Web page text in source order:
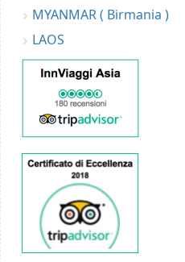
MYANMAR ( Birmania )
LAOS